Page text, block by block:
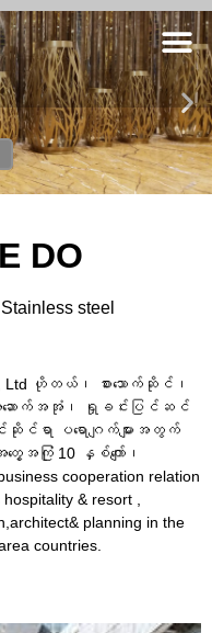
DO
steel
Ltd ဟိုတယ်၊ စားသောက်ဆိုင်၊
အဆောက်အအုံ၊ ရှုခင်းပြင်ဆင်
ရာ ပရောဂျက်များအတွက်
ကြုံ 10 နှစ်ကျော်၊
cooperation relation
& resort ,
planning in the
countries.